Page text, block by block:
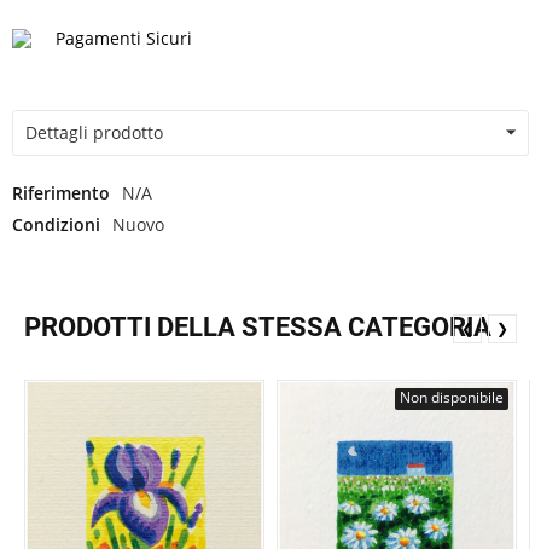
Pagamenti Sicuri
Dettagli prodotto
Riferimento
N/A
Condizioni
Nuovo
PRODOTTI DELLA STESSA CATEGORIA
Non disponibile
❮ ❯